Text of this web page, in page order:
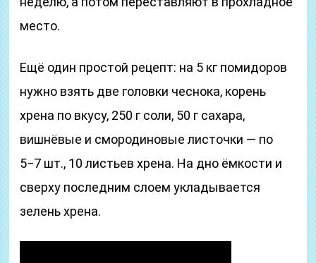
место.
Ещё один простой рецепт: на 5 кг помидоров
нужно взять две головки чеснока, корень
хрена по вкусу, 250 г соли, 50 г сахара,
вишнёвые и смородиновые листочки — по
5−7 шт., 10 листьев хрена. На дно ёмкости и
сверху последним слоем укладывается
зелень хрена.